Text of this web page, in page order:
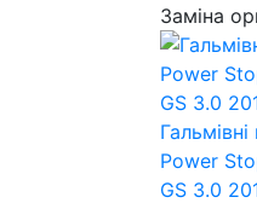
Заміна
Power
GS 3.0